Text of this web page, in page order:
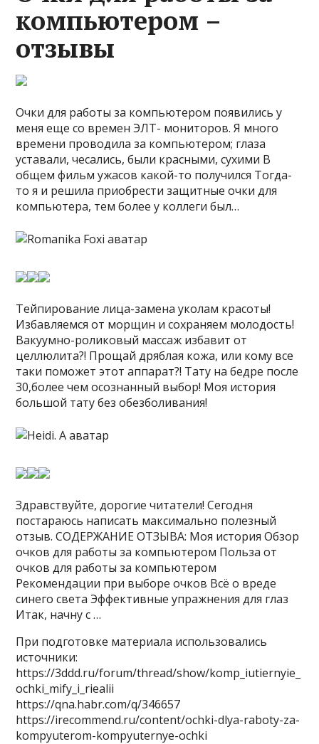
компьютером –
отзывы
Очки для работы за компьютером появились у
меня еще со времен ЭЛТ- мониторов. Я много
времени проводила за компьютером; глаза
уставали, чесались, были красными, сухими В
общем фильм ужасов какой-то получился Тогда-
то я и решила приобрести защитные очки для
компьютера, тем более у коллеги был…
Тейпирование лица-замена уколам красоты!
Избавляемся от морщин и сохраняем молодость!
Вакуумно-роликовый массаж избавит от
целлюлита?! Прощай дряблая кожа, или кому все
таки поможет этот аппарат?! Тату на бедре после
30,более чем осознанный выбор! Моя история
большой тату без обезболивания!
Здравствуйте, дорогие читатели! Сегодня
постараюсь написать максимально полезный
отзыв. СОДЕРЖАНИЕ ОТЗЫВА: Моя история Обзор
очков для работы за компьютером Польза от
очков для работы за компьютером
Рекомендации при выборе очков Всё о вреде
синего света Эффективные упражнения для глаз
Итак, начну с …
При подготовке материала использовались
источники:
https://3ddd.ru/forum/thread/show/komp_iutiernyie_
ochki_mify_i_riealii
https://qna.habr.com/q/346657
https://irecommend.ru/content/ochki-dlya-raboty-za-
kompyuterom-kompyuternye-ochki